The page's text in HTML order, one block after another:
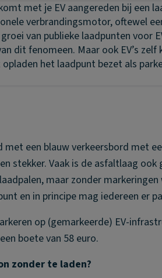
met je EV aangereden bij een
verbrandingsmotor, oftewel
groei van publieke laadpunten voor
dit fenomeen. Maar ook EV’s zelf
het laadpunt bezet als
met een blauw verkeersbord met
stekker. Vaak is de asfaltlaag ook
maar zonder
en in principe mag iedereen er
op (gemarkeerde) EV-
boete van 58 euro.
zonder te laden?